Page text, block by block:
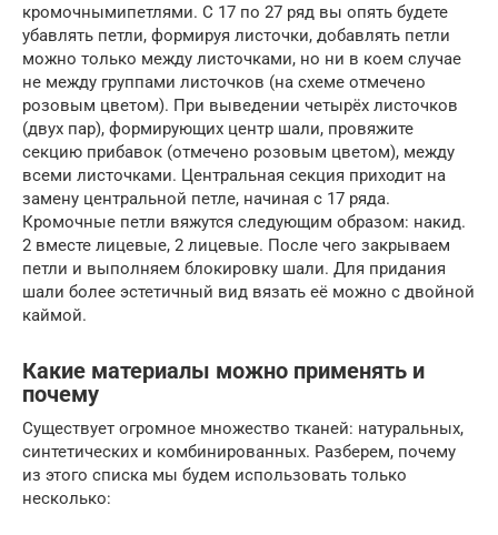
кромочнымипетлями. С 17 по 27 ряд вы опять будете
убавлять петли, формируя листочки, добавлять петли
можно только между листочками, но ни в коем случае
не между группами листочков (на схеме отмечено
розовым цветом). При выведении четырёх листочков
(двух пар), формирующих центр шали, провяжите
секцию прибавок (отмечено розовым цветом), между
всеми листочками. Центральная секция приходит на
замену центральной петле, начиная с 17 ряда.
Кромочные петли вяжутся следующим образом: накид.
2 вместе лицевые, 2 лицевые. После чего закрываем
петли и выполняем блокировку шали. Для придания
шали более эстетичный вид вязать её можно с двойной
каймой.
Какие материалы можно применять и
почему
Существует огромное множество тканей: натуральных,
синтетических и комбинированных. Разберем, почему
из этого списка мы будем использовать только
несколько: